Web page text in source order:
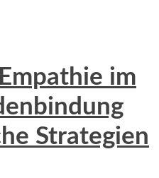
im
Strategien